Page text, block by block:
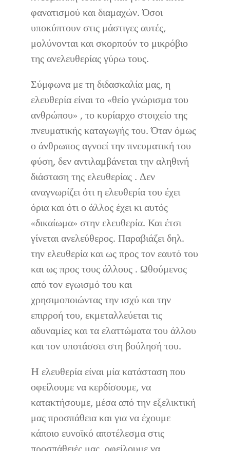
φανατισμού και διαμαχών. Όσοι
υποκύπτουν στις μάστιγες αυτές,
μολύνονται και σκορπούν το μικρόβιο
της ανελευθερίας γύρω τους.
Σύμφωνα με τη διδασκαλία μας, η
ελευθερία είναι το «θείο γνώρισμα του
ανθρώπου» , το κυρίαρχο στοιχείο της
πνευματικής καταγωγής του. Όταν όμως
ο άνθρωπος αγνοεί την πνευματική του
φύση, δεν αντιλαμβάνεται την αληθινή
διάσταση της ελευθερίας . Δεν
αναγνωρίζει ότι η ελευθερία του έχει
όρια και ότι ο άλλος έχει κι αυτός
«δικαίωμα» στην ελευθερία. Και έτσι
γίνεται ανελεύθερος. Παραβιάζει δηλ.
την ελευθερία και ως προς τον εαυτό του
και ως προς τους άλλους . Ωθούμενος
από τον εγωισμό του και
χρησιμοποιώντας την ισχύ και την
επιρροή του, εκμεταλλεύεται τις
αδυναμίες και τα ελαττώματα του άλλου
και τον υποτάσσει στη βούλησή του.
H ελευθερία είναι μία κατάσταση που
οφείλουμε να κερδίσουμε, να
κατακτήσουμε, μέσα από την εξελικτική
μας προσπάθεια και για να έχουμε
κάποιο ευνοϊκό αποτέλεσμα στις